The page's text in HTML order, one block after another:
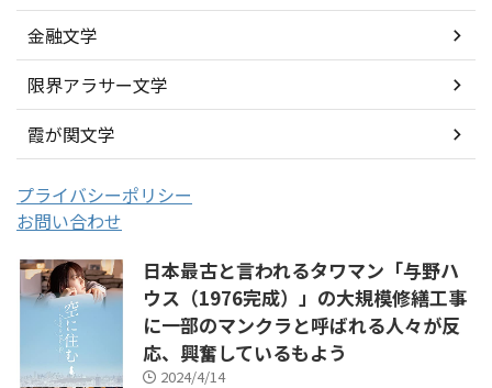
金融文学
限界アラサー文学
霞が関文学
プライバシーポリシー
お問い合わせ
日本最古と言われるタワマン「与野ハ
ウス（1976完成）」の大規模修繕工事
に一部のマンクラと呼ばれる人々が反
応、興奮しているもよう
2024/4/14